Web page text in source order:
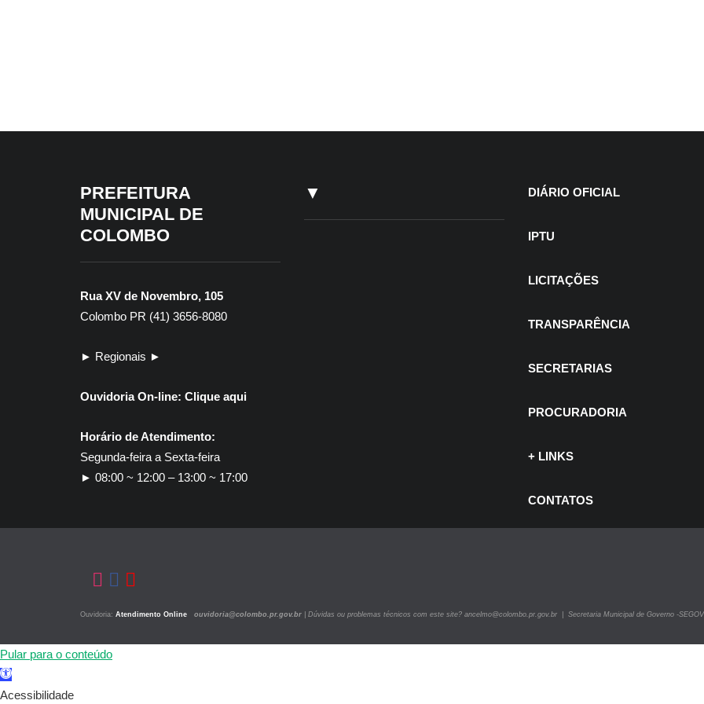
PREFEITURA
MUNICIPAL DE
COLOMBO
Rua XV de Novembro, 105
Colombo PR (41) 3656-8080
► Regionais ►
Ouvidoria On-line: Clique aqui
Horário de Atendimento:
Segunda-feira a Sexta-feira
► 08:00 ~ 12:00 – 13:00 ~ 17:00
▼
Concurso e
DIÁRIO OFICIAL
IPTU
LICITAÇÕES
TRANSPARÊNCIA
SECRETARIAS
PROCURADORIA
+ LINKS
CONTATOS
Ouvidoria: Atendimento Online ouvidoria@colombo.pr.gov.br Dúvidas ou problemas técnicos com este site? ancelmo@colombo.pr.gov.br | Secretaria Municipal de Governo -SEGOV
Pular para o conteúdo
Barra
de
Acessibilidade